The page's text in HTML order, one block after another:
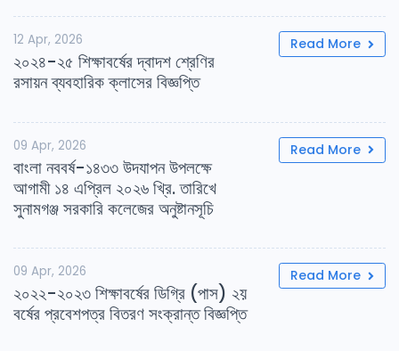
12 Apr, 2026
২০২৪-২৫ শিক্ষাবর্ষের দ্বাদশ শ্রেণির
রসায়ন ব্যবহারিক ক্লাসের বিজ্ঞপ্তি
Read More
09 Apr, 2026
বাংলা নববর্ষ-১৪৩৩ উদযাপন উপলক্ষে
আগামী ১৪ এপ্রিল ২০২৬ খ্রি. তারিখে
সুনামগঞ্জ সরকারি কলেজের অনুষ্টানসূচি
Read More
09 Apr, 2026
২০২২-২০২৩ শিক্ষাবর্ষের ডিগ্রি (পাস) ২য়
বর্ষের প্রবেশপত্র বিতরণ সংক্রান্ত বিজ্ঞপ্তি
Read More